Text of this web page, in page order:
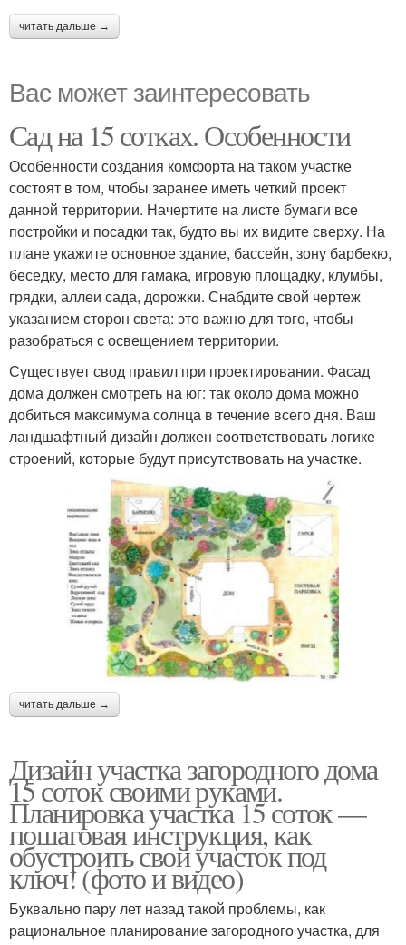
читать дальше →
Вас может заинтересовать
Сад на 15 сотках. Особенности
Особенности создания комфорта на таком участке
состоят в том, чтобы заранее иметь четкий проект
данной территории. Начертите на листе бумаги все
постройки и посадки так, будто вы их видите сверху. На
плане укажите основное здание, бассейн, зону барбекю,
беседку, место для гамака, игровую площадку, клумбы,
грядки, аллеи сада, дорожки. Снабдите свой чертеж
указанием сторон света: это важно для того, чтобы
разобраться с освещением территории.
Существует свод правил при проектировании. Фасад
дома должен смотреть на юг: так около дома можно
добиться максимума солнца в течение всего дня. Ваш
ландшафтный дизайн должен соответствовать логике
строений, которые будут присутствовать на участке.
читать дальше →
Дизайн участка загородного дома
15 соток своими руками.
Планировка участка 15 соток —
пошаговая инструкция, как
обустроить свой участок под
ключ! (фото и видео)
Буквально пару лет назад такой проблемы, как
рациональное планирование загородного участка, для